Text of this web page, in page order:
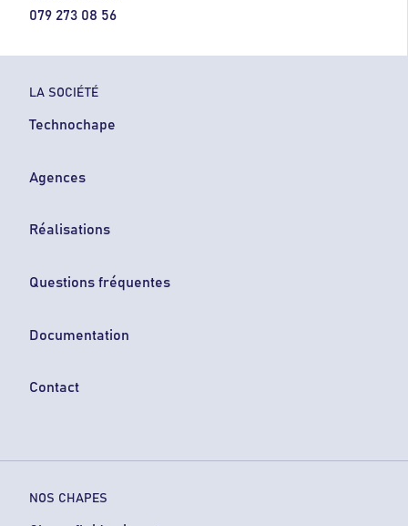
079 273 08 56
LA SOCIÉTÉ
Technochape
Agences
Réalisations
Questions fréquentes
Documentation
Contact
NOS CHAPES